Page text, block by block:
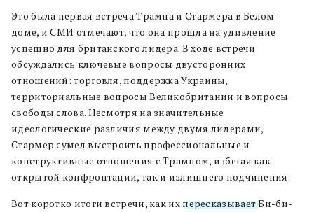
Это была первая встреча Трампа и Стармера в Белом
доме, и СМИ отмечают, что она прошла на удивление
успешно для британского лидера. В ходе встречи
обсуждались ключевые вопросы двусторонних
отношений: торговля, поддержка Украины,
территориальные вопросы Великобритании и вопросы
свободы слова. Несмотря на значительные
идеологические различия между двумя лидерами,
Стармер сумел выстроить профессиональные и
конструктивные отношения с Трампом, избегая как
открытой конфронтации, так и излишнего подчинения.
Вот коротко итоги встречи, как их пересказываетБи-би-